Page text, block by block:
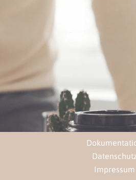
Impressum